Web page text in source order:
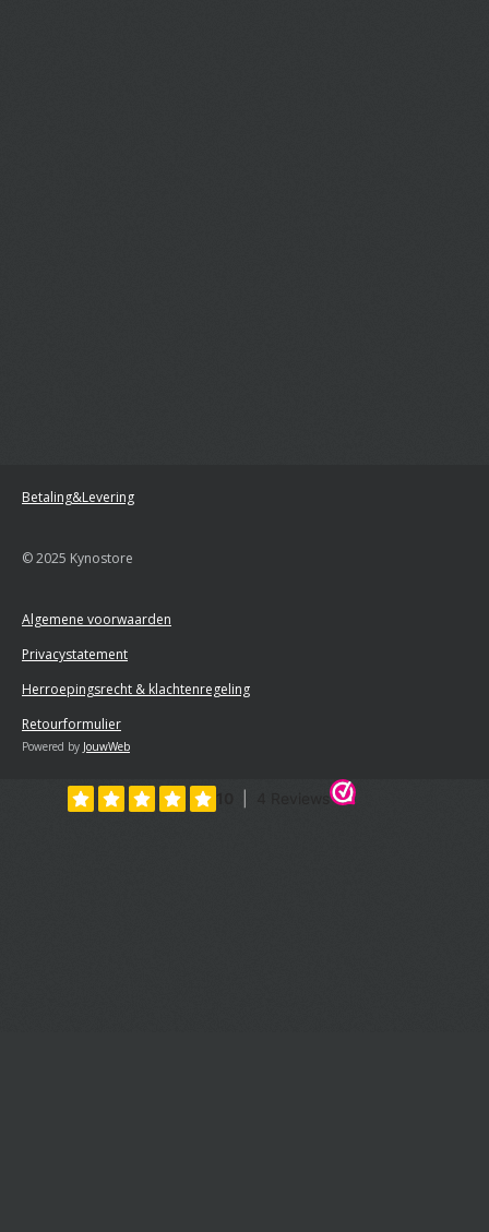
Betaling&Levering
© 2025 Kynostore
Algemene voorwaarden
Privacystatement
Herroepingsrecht & klachtenregeling
Retourformulier
Powered by JouwWeb